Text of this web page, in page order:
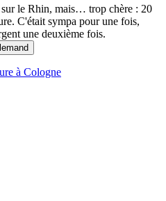
sur le Rhin, mais… trop chère : 20
C'était sympa pour une fois,
une deuxième fois.
à Cologne